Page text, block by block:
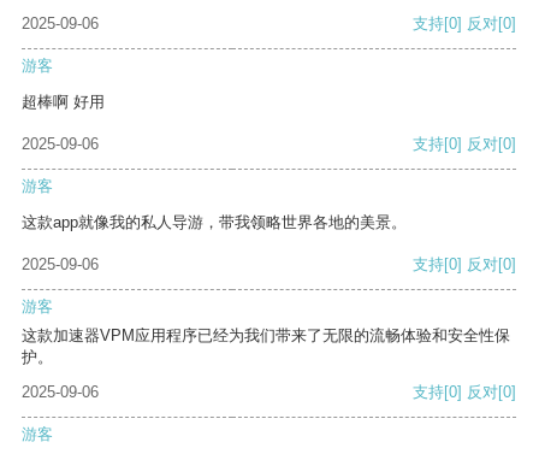
2025-09-06
支持[0] 反对[0]
游客
超棒啊 好用
2025-09-06 支持[0] 反对[0]
游客
这款app就像我的私人导游，带我领略世界各地的美景。
2025-09-06 支持[0] 反对[0]
游客
这款加速器VPM应用程序已经为我们带来了无限的流畅体验和安全性保
护。
2025-09-06
支持[0] 反对[0]
游客